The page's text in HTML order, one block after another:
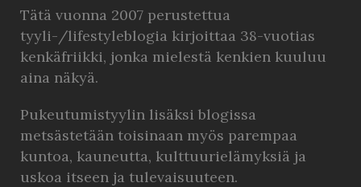
Tätä vuonna 2007 perustettua
tyyli-/lifestyleblogia kirjoittaa 38-vuotias
kenkäfriikki, jonka mielestä kenkien kuuluu
aina näkyä.
Pukeutumistyylin lisäksi blogissa
metsästetään toisinaan myös parempaa
kuntoa, kauneutta, kulttuurielämyksiä ja
uskoa itseen ja tulevaisuuteen.